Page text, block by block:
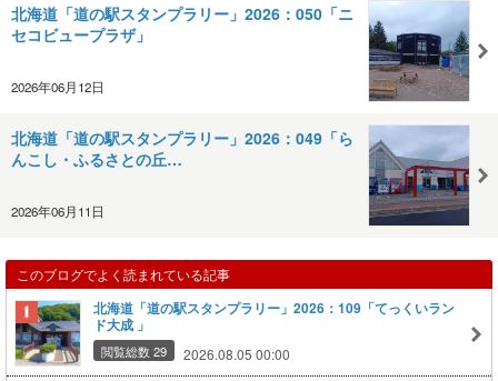
北海道「道の駅スタンプラリー」2026：050「ニ
セコビュープラザ」
2026年06月12日
北海道「道の駅スタンプラリー」2026：049「ら
んこし・ふるさとの丘…
2026年06月11日
このブログでよく読まれている記事
北海道「道の駅スタンプラリー」2026：109「てっくいラン
ド大成 」
閲覧総数 29 2026.08.05 00:00